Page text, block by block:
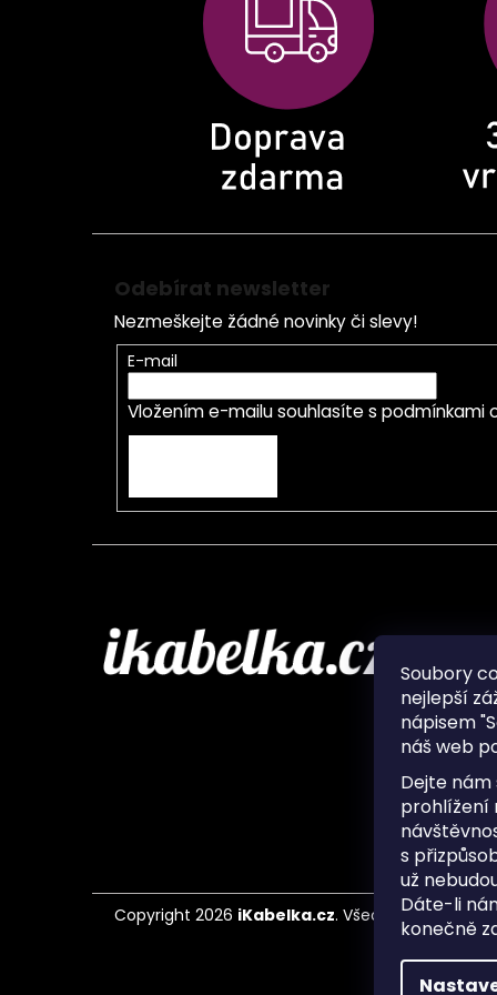
Soubory
nejlepší
nápisem
náš web
Dejte
prohlížení
s
už
Dáte-li
konečně
Odebírat newsletter
Nezmeškejte žádné novinky či slevy!
E-mail
Vložením e-mailu souhlasíte s podmínkami
O nás
Často
Copyright 2026 iKabelka.cz. Všechna práva